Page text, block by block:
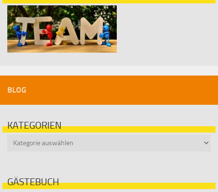
BLOG
KATEGORIEN
Kategorien
GÄSTEBUCH